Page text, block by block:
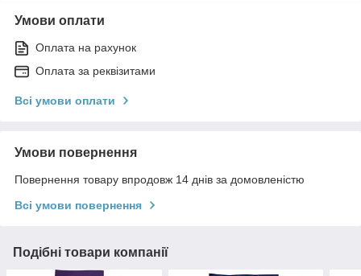
Умови оплати
Оплата на рахунок
Оплата за реквізитами
Всі умови оплати
Умови повернення
Повернення товару впродовж 14 днів за домовленістю
Всі умови повернення
Подібні товари компанії